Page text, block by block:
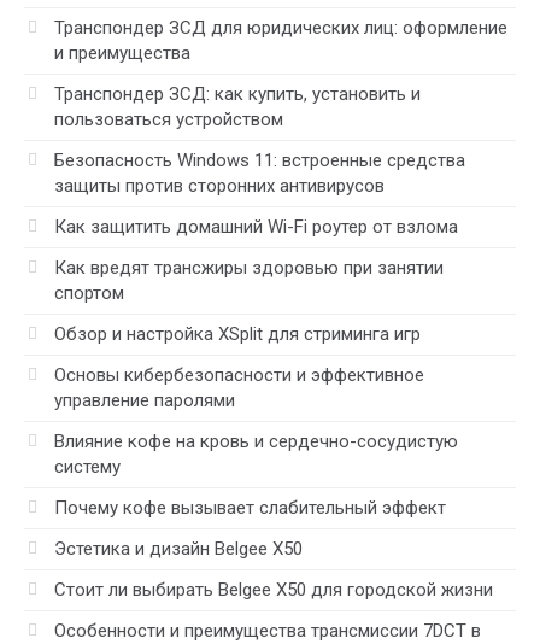
Транспондер ЗСД для юридических лиц: оформление
и преимущества
Транспондер ЗСД: как купить, установить и
пользоваться устройством
Безопасность Windows 11: встроенные средства
защиты против сторонних антивирусов
Как защитить домашний Wi-Fi роутер от взлома
Как вредят трансжиры здоровью при занятии
спортом
Обзор и настройка XSplit для стриминга игр
Основы кибербезопасности и эффективное
управление паролями
Влияние кофе на кровь и сердечно-сосудистую
систему
Почему кофе вызывает слабительный эффект
Эстетика и дизайн Belgee X50
Стоит ли выбирать Belgee X50 для городской жизни
Особенности и преимущества трансмиссии 7DCT в